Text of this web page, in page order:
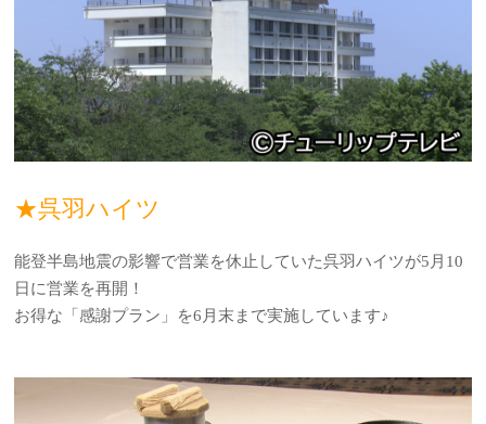
★呉羽ハイツ
能登半島地震の影響で営業を休止していた呉羽ハイツが5月10
日に営業を再開！
お得な「感謝プラン」を6月末まで実施しています♪